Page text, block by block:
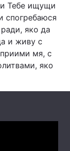
Тебе ищущи
спогребаюся
яко да
и живу с
мя, с
яко